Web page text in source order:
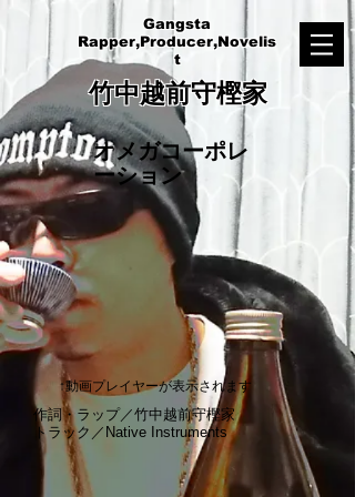
Gangsta
Rapper,Producer,Novelis
t
竹中越前守樫家
オメガコーポレ
ーション
↑動画プレイヤーが表示されます
作詞・ラップ／竹中越前守樫家
トラック／Native Instruments